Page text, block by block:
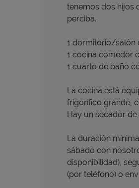
tenemos dos hijos
perciba.
1 dormitorio/salón
1 cocina comedor
1 cuarto de baño
La cocina está
frigorífico grande,
Hay un secador
La duración
sábado con
disponibilidad),
(por teléfono) o